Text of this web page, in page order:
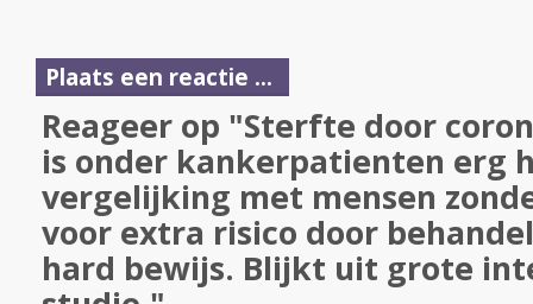
Plaats een reactie ...
Reageer op "Sterfte door
is onder kankerpatienten erg
vergelijking met mensen
voor extra risico door
hard bewijs. Blijkt uit grote